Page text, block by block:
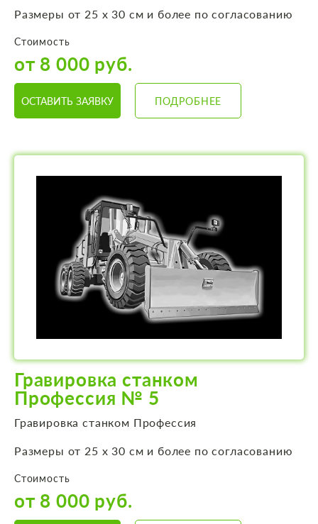
Размеры от 25 х 30 см и более по согласованию
Стоимость
от 8 000 руб.
ОСТАВИТЬ ЗАЯВКУ ПОДРОБНЕЕ
Гравировка станком
Профессия № 5
Гравировка станком Профессия
Размеры от 25 х 30 см и более по согласованию
Стоимость
от 8 000 руб.